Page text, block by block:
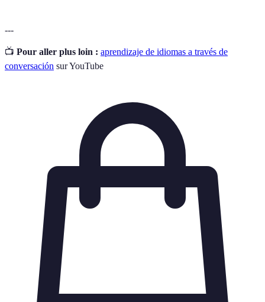
---
📺 Pour aller plus loin : aprendizaje de idiomas a través de
conversación sur YouTube